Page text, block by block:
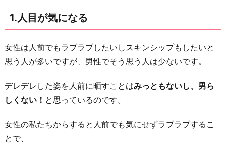
こ
ろ
だ
け
い
で
ら
1.人目が気になる
女性は人前でもラブラブしたいしスキンシップもしたいと
思う人が多いですが、男性でそう思う人は少ないです。
デレデレした姿を人前に晒すことはみっともないし、男ら
しくない！ と思っているのです。
女性の私たちからすると人前でも気にせずラブラブするこ
とで、